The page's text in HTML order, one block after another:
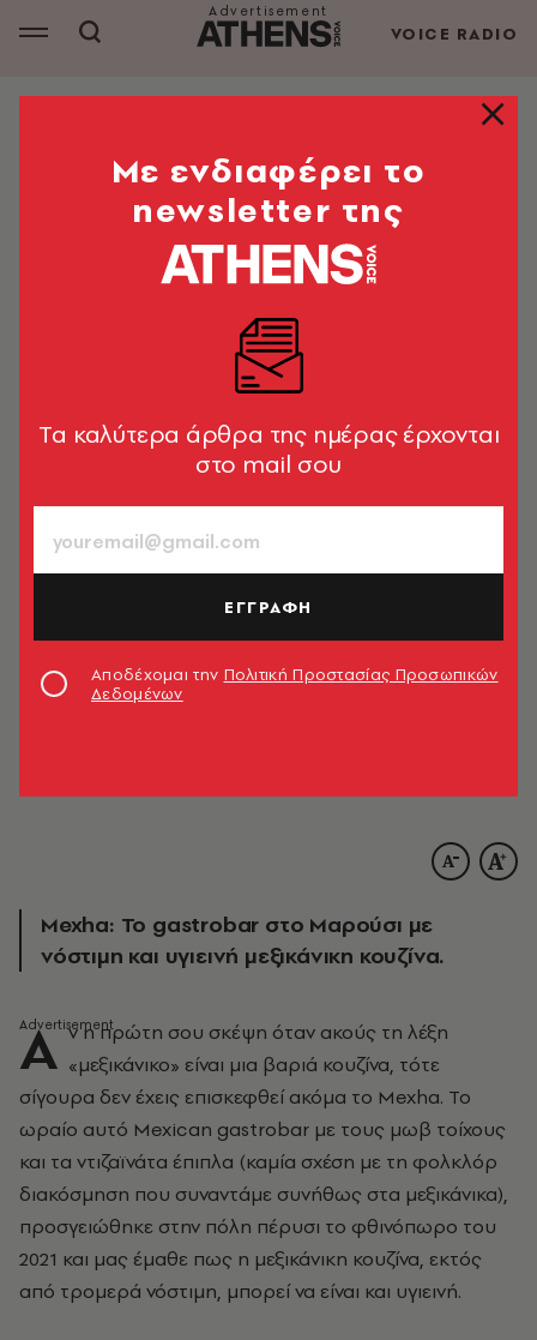
VOICE RADIO
Mexha: Το διαφορετικό μεξικάνικο
Αν η πρώτη σου σκέψη όταν ακούς τη λέξη
«μεξικάνικο» είναι μια βαριά κουζίνα, τότε σίγουρα
δεν έχεις επισκεφθεί ακόμα το Mexha
Mexha: Το gastrobar στο Μαρούσι με
νόστιμη και υγιεινή μεξικάνικη κουζίνα.
Α ν η πρώτη σου σκέψη όταν ακούς τη λέξη
«μεξικάνικο» είναι μια βαριά κουζίνα, τότε
σίγουρα δεν έχεις επισκεφθεί ακόμα το Mexha. Το
ωραίο αυτό Mexican gastrobar με τους μωβ τοίχους
και τα ντιζαϊνάτα έπιπλα (καμία σχέση με τη φολκλόρ
διακόσμηση που συναντάμε συνήθως στα μεξικάνικα),
προσγειώθηκε στην πόλη πέρυσι το φθινόπωρο του
2021 και μας έμαθε πως η μεξικάνικη κουζίνα, εκτός
από τρομερά νόστιμη, μπορεί να είναι και υγιεινή.
Mε ενδιαφέρει το
newsletter της
Tα καλύτερα άρθρα της ημέρας έρχονται
στο mail σου
ΕΓΓΡΑΦΗ
Αποδέχομαι την Πολιτική Προστασίας Προσωπικών
Δεδομένων